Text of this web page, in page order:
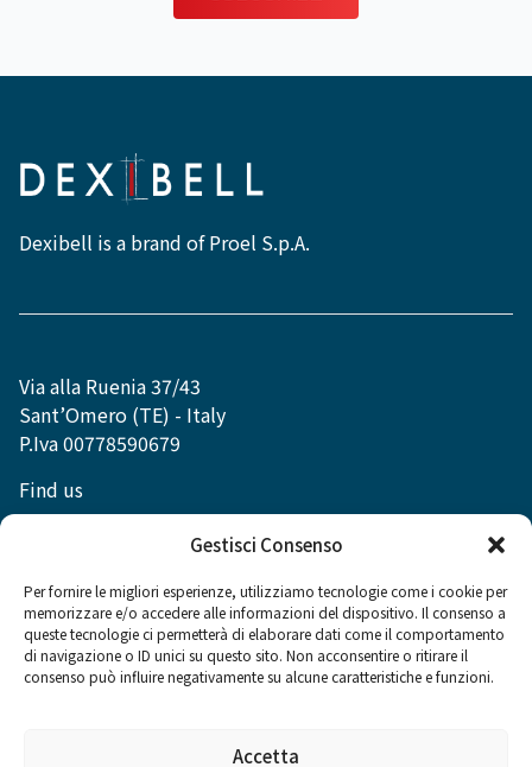
Gestisci Consenso
Per fornire le migliori esperienze, utilizziamo tecnologie come i cookie per
memorizzare e/o accedere alle informazioni del dispositivo. Il consenso a
queste tecnologie ci permetterà di elaborare dati come il comportamento
di navigazione o ID unici su questo sito. Non acconsentire o ritirare il
consenso può influire negativamente su alcune caratteristiche e funzioni.
Accetta
Dexibell is a brand of Proel S.p.A.
Via alla Ruenia 37/43
Sant’Omero (TE) - Italy
P.Iva 00778590679
Find us
Social